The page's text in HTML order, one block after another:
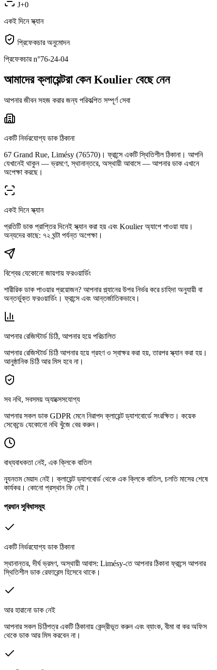
J+0
একই দিনে স্ক্যান
প্রিফেকচার অনুমোদন
প্রিফেকচার n°76-24-04
আমাদের ক্লায়েন্টরা কেন Koulier বেছে নেন
আপনার জীবন সহজ করার জন্য পরিকল্পিত সম্পূর্ণ সেবা
একটি নির্ভরযোগ্য ডাক ঠিকানা
67 Grand Rue, Limésy (76570)। ফ্রান্সে একটি স্থিতিশীল ঠিকানা। আপনি
যেখানেই থাকুন — ভ্রমণে, স্থানান্তরে, অস্থায়ী আবাসে — আপনার ডাক এখানে
অপেক্ষা করছে।
একই দিনে স্ক্যান
প্রতিটি ডাক প্রাপ্তির দিনেই স্ক্যান করা হয় এবং Koulier অ্যাপে পাওয়া যায়।
অন্যদের কাছে: ৭২ ঘন্টা পর্যন্ত অপেক্ষা।
বিশ্বের যেকোনো জায়গায় ফরওয়ার্ডিং
শারীরিক ডাক পাওয়ার প্রয়োজন? আপনার প্ল্যানের উপর নির্ভর করে চাহিদা অনুযায়ী বা
অন্তর্ভুক্ত ফরওয়ার্ডিং। ফ্রান্সে এবং আন্তর্জাতিকভাবে।
আপনার রেজিস্টার্ড চিঠি, আপনার হয়ে পরিচালিত
আপনার রেজিস্টার্ড চিঠি আপনার হয়ে গ্রহণ ও স্বাক্ষর করা হয়, তারপর স্ক্যান করা হয়।
আনুষ্ঠানিক চিঠি আর মিস হবে না।
সব নথি, সবসময় অ্যাক্সেসযোগ্য
আপনার সকল ডাক GDPR মেনে নিরাপদ ক্লায়েন্ট ড্যাশবোর্ডে সংরক্ষিত। কয়েক
সেকেন্ডে যেকোনো নথি খুঁজে বের করুন।
বাধ্যবাধকতা নেই, এক ক্লিকে বাতিল
ন্যূনতম মেয়াদ নেই। ক্লায়েন্ট ড্যাশবোর্ড থেকে এক ক্লিকে বাতিল, চলতি মাসের শেষে
কার্যকর। কোনো প্রস্থান ফি নেই।
প্রধান সুবিধাসমূহ
একটি নির্ভরযোগ্য ডাক ঠিকানা
স্থানান্তর, দীর্ঘ ভ্রমণ, অস্থায়ী আবাস: Limésy-তে আপনার ঠিকানা ফ্রান্সে আপনার
স্থিতিশীল ডাক রেফারেন্স হিসেবে থাকে।
আর হারানো ডাক নেই
আপনার সকল চিঠিপত্র একটি ঠিকানায় কেন্দ্রীভূত করুন এবং ব্যাংক, বীমা বা কর অফিস
থেকে ডাক আর মিস করবেন না।